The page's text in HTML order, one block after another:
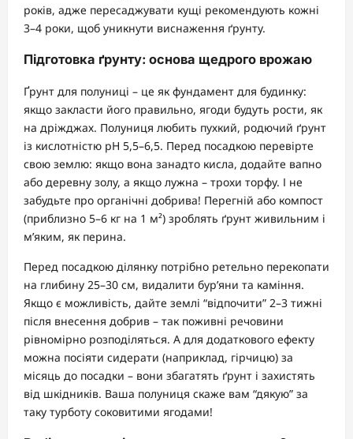
років, адже пересаджувати кущі рекомендують кожні
3–4 роки, щоб уникнути виснаження ґрунту.
Підготовка ґрунту: основа щедрого врожаю
Ґрунт для полуниці – це як фундамент для будинку:
якщо закласти його правильно, ягоди будуть рости, як
на дріжджах. Полуниця любить пухкий, родючий ґрунт
із кислотністю pH 5,5–6,5. Перед посадкою перевірте
свою землю: якщо вона занадто кисла, додайте вапно
або деревну золу, а якщо лужна – трохи торфу. І не
забудьте про органічні добрива! Перегній або компост
(приблизно 5–6 кг на 1 м²) зроблять ґрунт живильним і
м’яким, як перина.
Перед посадкою ділянку потрібно ретельно перекопати
на глибину 25–30 см, видалити бур’яни та каміння.
Якщо є можливість, дайте землі “відпочити” 2–3 тижні
після внесення добрив – так поживні речовини
рівномірно розподіляться. А для додаткового ефекту
можна посіяти сидерати (наприклад, гірчицю) за
місяць до посадки – вони збагатять ґрунт і захистять
від шкідників. Ваша полуниця скаже вам “дякую” за
таку турботу соковитими ягодами!